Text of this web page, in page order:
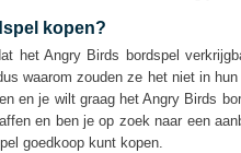
kopen?
het Angry Birds bordspel
waarom zouden ze het niet in
en je wilt graag het Angry Birds
en ben je op zoek naar een
goedkoop kunt kopen.